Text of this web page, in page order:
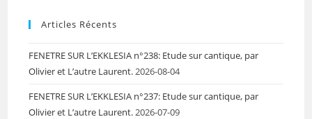
Articles Récents
FENETRE SUR L’EKKLESIA n°238: Etude sur cantique, par
Olivier et L’autre Laurent.2026-08-04
FENETRE SUR L’EKKLESIA n°237: Etude sur cantique, par
Olivier et L’autre Laurent.2026-07-09